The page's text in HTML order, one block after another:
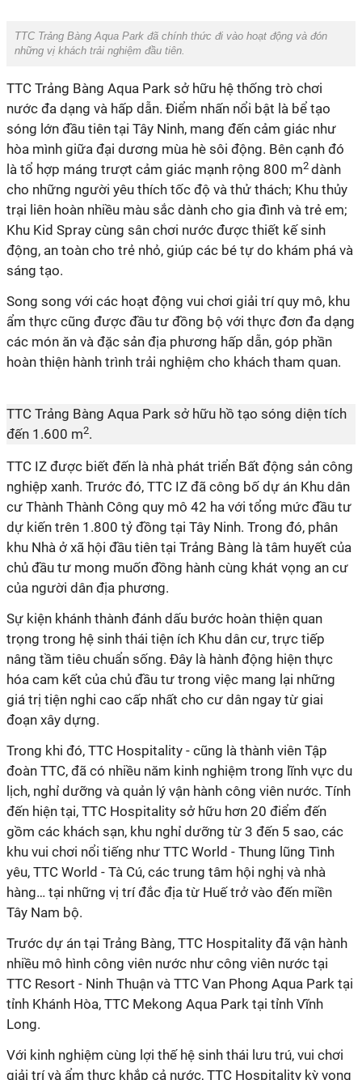
TTC Trảng Bàng Aqua Park đã chính thức đi vào hoạt động và đón
những vị khách trải nghiệm đầu tiên.
TTC Trảng Bàng Aqua Park sở hữu hệ thống trò chơi
nước đa dạng và hấp dẫn. Điểm nhấn nổi bật là bể tạo
sóng lớn đầu tiên tại Tây Ninh, mang đến cảm giác như
hòa mình giữa đại dương mùa hè sôi động. Bên cạnh đó
là tổ hợp máng trượt cảm giác mạnh rộng 800 m2 dành
cho những người yêu thích tốc độ và thử thách; Khu thủy
trại liên hoàn nhiều màu sắc dành cho gia đình và trẻ em;
Khu Kid Spray cùng sân chơi nước được thiết kế sinh
động, an toàn cho trẻ nhỏ, giúp các bé tự do khám phá và
sáng tạo.
Song song với các hoạt động vui chơi giải trí quy mô, khu
ẩm thực cũng được đầu tư đồng bộ với thực đơn đa dạng
các món ăn và đặc sản địa phương hấp dẫn, góp phần
hoàn thiện hành trình trải nghiệm cho khách tham quan.
TTC Trảng Bàng Aqua Park sở hữu hồ tạo sóng diện tích
đến 1.600 m2.
TTC IZ được biết đến là nhà phát triển Bất động sản công
nghiệp xanh. Trước đó, TTC IZ đã công bố dự án Khu dân
cư Thành Thành Công quy mô 42 ha với tổng mức đầu tư
dự kiến trên 1.800 tỷ đồng tại Tây Ninh. Trong đó, phân
khu Nhà ở xã hội đầu tiên tại Trảng Bàng là tâm huyết của
chủ đầu tư mong muốn đồng hành cùng khát vọng an cư
của người dân địa phương.
Sự kiện khánh thành đánh dấu bước hoàn thiện quan
trọng trong hệ sinh thái tiện ích Khu dân cư, trực tiếp
nâng tầm tiêu chuẩn sống. Đây là hành động hiện thực
hóa cam kết của chủ đầu tư trong việc mang lại những
giá trị tiện nghi cao cấp nhất cho cư dân ngay từ giai
đoạn xây dựng.
Trong khi đó, TTC Hospitality - cũng là thành viên Tập
đoàn TTC, đã có nhiều năm kinh nghiệm trong lĩnh vực du
lịch, nghỉ dưỡng và quản lý vận hành công viên nước. Tính
đến hiện tại, TTC Hospitality sở hữu hơn 20 điểm đến
gồm các khách sạn, khu nghỉ dưỡng từ 3 đến 5 sao, các
khu vui chơi nổi tiếng như TTC World - Thung lũng Tình
yêu, TTC World - Tà Cú, các trung tâm hội nghị và nhà
hàng… tại những vị trí đắc địa từ Huế trở vào đến miền
Tây Nam bộ.
Trước dự án tại Trảng Bàng, TTC Hospitality đã vận hành
nhiều mô hình công viên nước như công viên nước tại
TTC Resort - Ninh Thuận và TTC Van Phong Aqua Park tại
tỉnh Khánh Hòa, TTC Mekong Aqua Park tại tỉnh Vĩnh
Long.
Với kinh nghiệm cùng lợi thế hệ sinh thái lưu trú, vui chơi
giải trí và ẩm thực khắp cả nước, TTC Hospitality kỳ vọng